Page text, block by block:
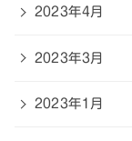
2023年4月
2023年3月
2023年1月